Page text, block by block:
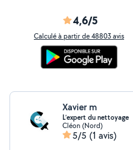
4,6/5
Calculé à partir de 48803 avis
Xavier m
L’expert du nettoyage
Cléon (Nord)
5/5 (1 avis)